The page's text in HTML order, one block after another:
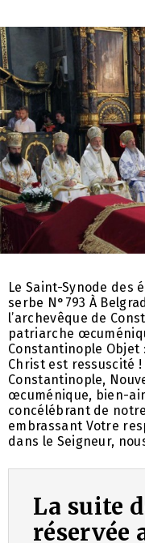
Le Saint-Synode des
serbe N°793 À
l’archevêque de
patriarche
Constantinople Objet
Christ est ressuscité
Constantinople,
œcuménique, bien-
concélébrant de
embrassant Votre
dans le Seigneur,
La suite
réservée